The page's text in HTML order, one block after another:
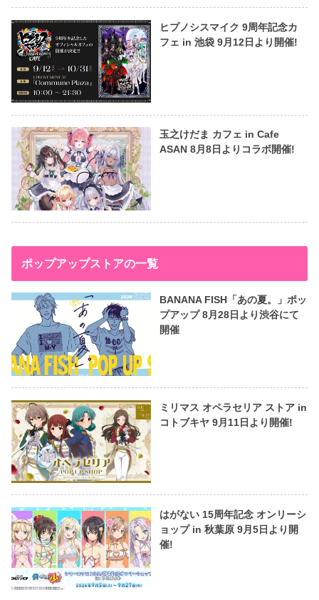
ヒプノシスマイク 9周年記念カ
フェ in 池袋 9月12日より開催!
玉之けだま カフェ in Cafe
ASAN 8月8日よりコラボ開催!
ポップアップストアの一覧
BANANA FISH「あの夏。」ポッ
プアップ 8月28日より渋谷にて
開催
ミリマス オペラセリア ストア in
コトブキヤ 9月11日より開催!
はがない 15周年記念 オンリーシ
ョップ in 秋葉原 9月5日より開
催!